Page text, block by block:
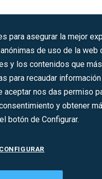
para asegurar la mejor
de uso de la web
y los contenidos que
para recaudar
aceptar nos das permiso
y obtener
botón de Configurar.
CONFIGURAR